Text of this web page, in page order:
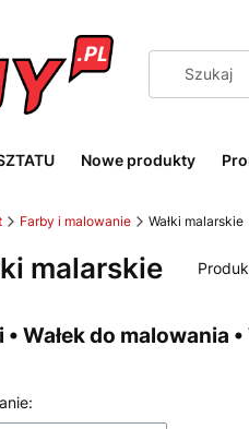
Nowe produkty
Farby i malowanie Wałki malarskie
malarskie
• Wałek do malowania
produktów